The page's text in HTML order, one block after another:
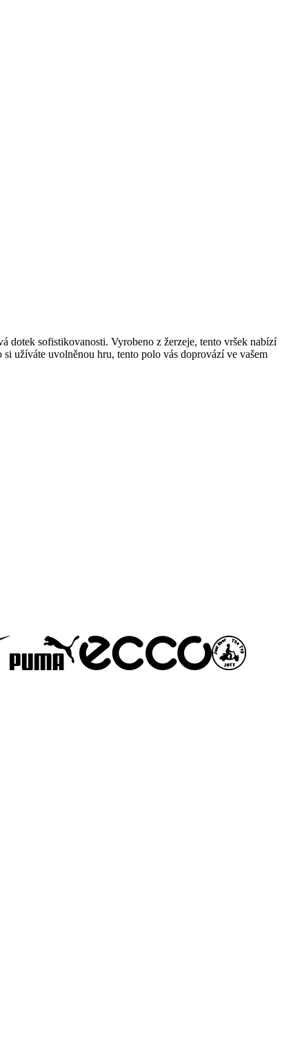
dotek sofistikovanosti. Vyrobeno z žerzeje, tento vršek nabízí
užíváte uvolněnou hru, tento polo vás doprovází ve vašem